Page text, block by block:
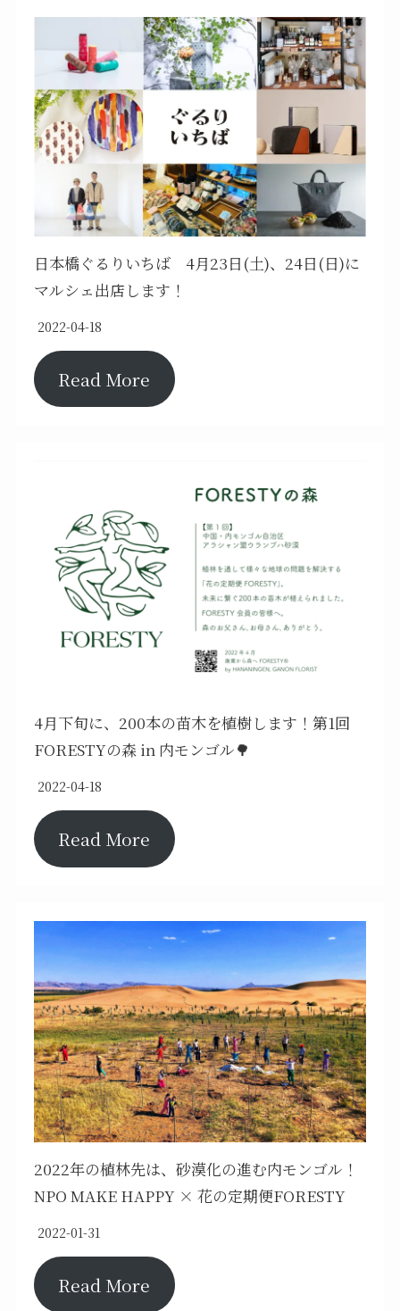
日本橋ぐるりいちば 4月23日(土)、24日(日)に
マルシェ出店します！
2022-04-18
Read More
4月下旬に、200本の苗木を植樹します！第1回
FORESTYの森 in 内モンゴル🌳
2022-04-18
Read More
2022年の植林先は、砂漠化の進む内モンゴル！
NPO MAKE HAPPY × 花の定期便FORESTY
2022-01-31
Read More